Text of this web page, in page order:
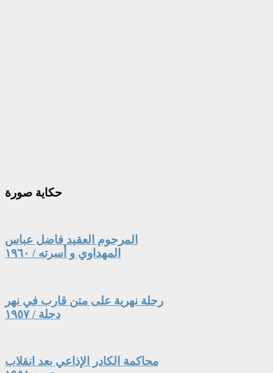
حكاية صورة
المرحوم العقيد فاضل عباس
المهداوي و أسرته / ١٩٦٠
رحلة نهرية على متن قارب في نهر
دجلة / ١٩٥٧
محاكمة الكادر الإذاعي بعد انقلاب